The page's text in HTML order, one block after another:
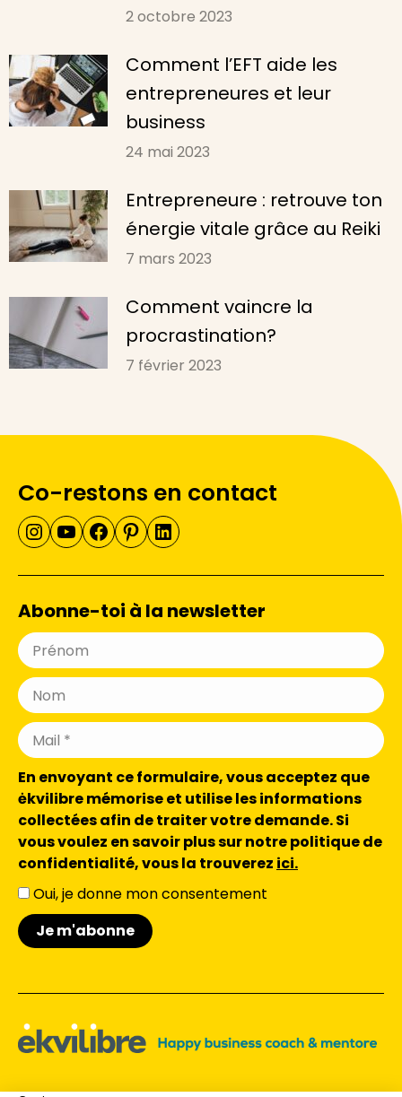
2 octobre 2023
Comment l’EFT aide les
entrepreneures et leur
business
24 mai 2023
Entrepreneure : retrouve ton
énergie vitale grâce au Reiki
7 mars 2023
Comment vaincre la
procrastination?
7 février 2023
Co-restons en contact
Instagram YouTube Facebook Pinterest LinkedIn
Abonne-toi à la newsletter
En envoyant ce formulaire, vous acceptez que
ėkvilibre mémorise et utilise les informations
collectées afin de traiter votre demande. Si
vous voulez en savoir plus sur notre politique de
confidentialité, vous la trouverez ici.
Oui, je donne mon consentement